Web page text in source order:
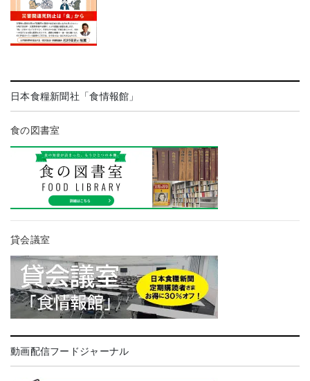
日本食糧新聞社「食情報館」
食の図書室
貸会議室
動画配信フードジャーナル